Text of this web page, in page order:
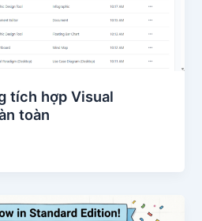
tích hợp Visual
toàn